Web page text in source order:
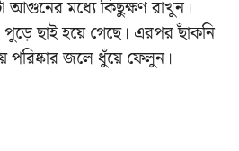
আগুনের মধ্যে কিছুক্ষণ রাখুন।
ছাই হয়ে গেছে। এরপর ছাঁকনি
পরিষ্কার জলে ধুঁয়ে ফেলুন।